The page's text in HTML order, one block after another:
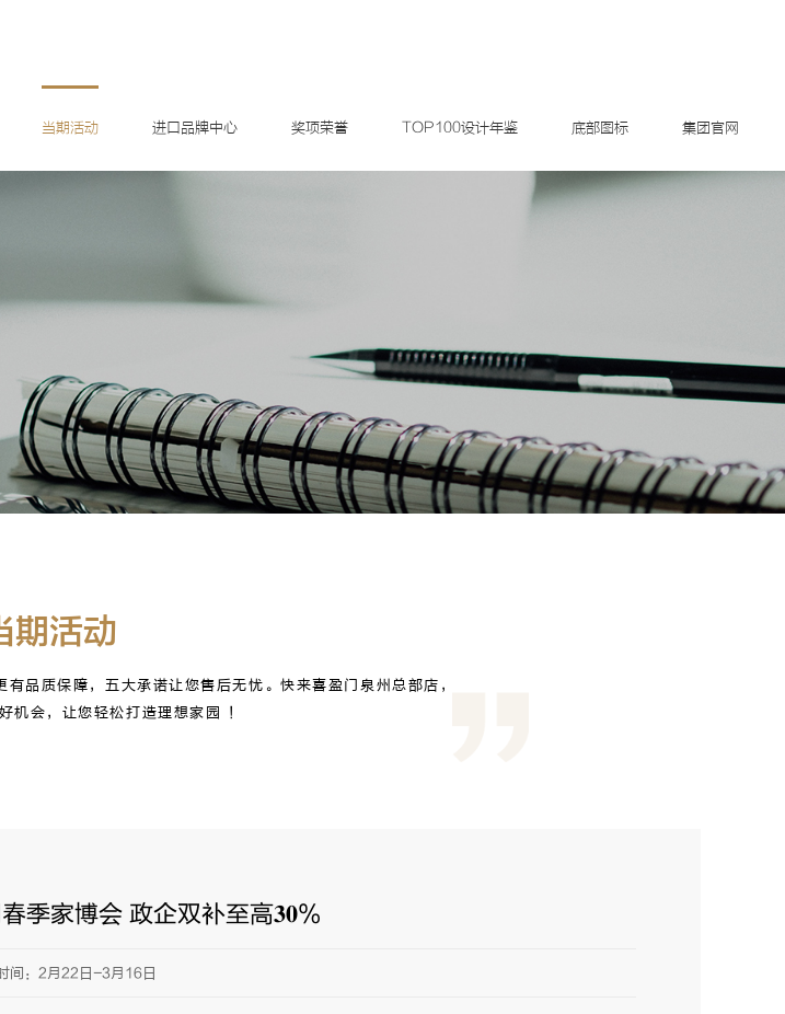
当期活动 进口品牌中心 奖项荣誉 TOP100设计年鉴 底部图标 集团官网
期活动
品质保障，五大承诺让您售后无忧。快来喜盈门泉州总部店，
机会，让您轻松打造理想家园 ！
季家博会 政企双补至高𝟑𝟎%
间：2月22日-3月16日